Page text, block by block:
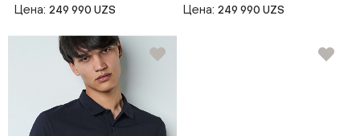
Цена: 249 990 UZS Цена: 249 990 UZS